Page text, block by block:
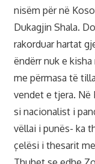
nisëm për në
Dukagjin Shala.
rakorduar hartat
ëndërr nuk e
me përmasa të
vendet e tjera. Në
si nacionalist i
vëllai i punës- ka
çelësi i thesarit